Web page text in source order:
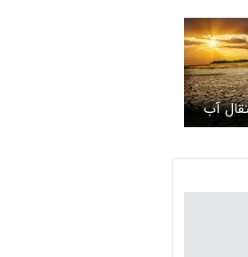
آب